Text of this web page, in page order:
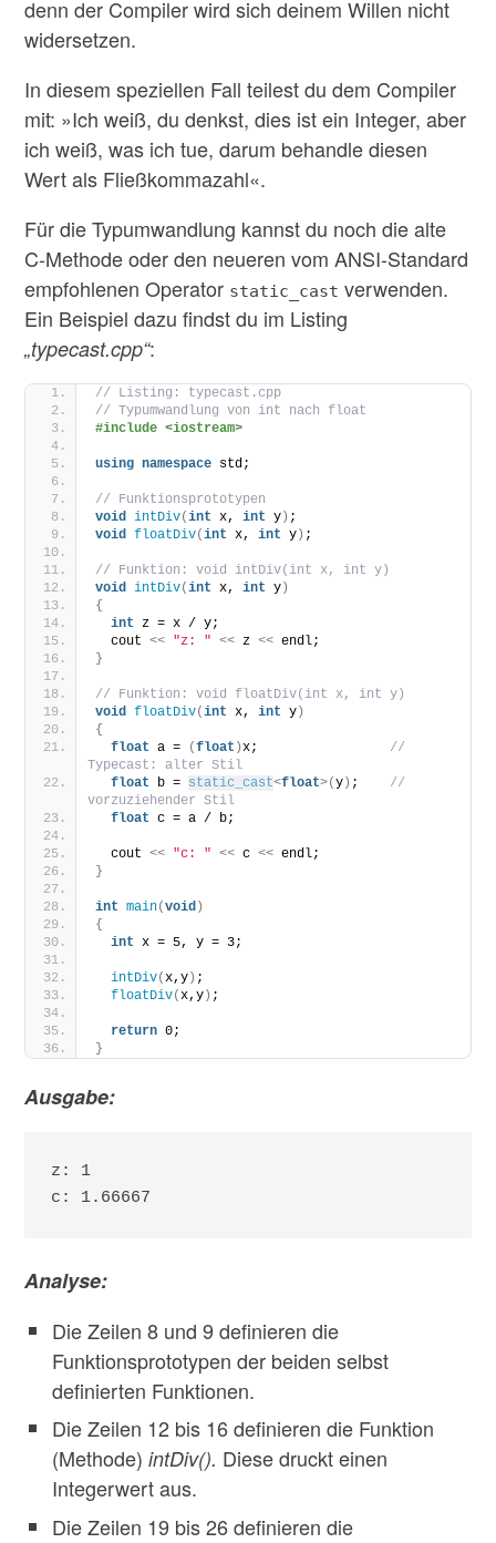
denn der Compiler wird sich deinem Willen nicht
widersetzen.
In diesem speziellen Fall teilest du dem Compiler
mit: »Ich weiß, du denkst, dies ist ein Integer, aber
ich weiß, was ich tue, darum behandle diesen
Wert als Fließkommazahl«.
Für die Typumwandlung kannst du noch die alte
C-Methode oder den neueren vom ANSI-Standard
empfohlenen Operator static_cast verwenden.
Ein Beispiel dazu findst du im Listing
„typecast.cpp“:
// Listing: typecast.cpp
// Typumwandlung von int nach float
#include <iostream>
using namespace std;
// Funktionsprototypen
void
intDiv(int x, int y) ;
void
floatDiv(int x, int y) ;
// Funktion: void intDiv(int x, int y)
void
intDiv(int x, int y)
{
int z = x / y;
  cout
<< "z: " << z << endl;
}
// Funktion: void floatDiv(int x, int y)
void
floatDiv(int x, int y)
{
float a = (float )x; //
Typecast: alter Stil
float b = static_cast<float>(y) ; //
vorzuziehender Stil
float c = a / b;
  cout
<< "c: " << c << endl;
}
int main(void )
{
int x = 5, y = 3;
intDiv(x,y) ;
floatDiv(x,y) ;
return 0;
}
Ausgabe:
z: 1
c: 1.66667
Analyse:
Die Zeilen 8 und 9 definieren die
Funktionsprototypen der beiden selbst
definierten Funktionen.
Die Zeilen 12 bis 16 definieren die Funktion
(Methode)intDiv(). Diese druckt einen
Integerwert aus.
Die Zeilen 19 bis 26 definieren die